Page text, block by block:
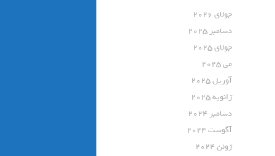
جولای 2026
دسامبر 2025
جولای 2025
می 2025
آوریل 2025
ژانویه 2025
دسامبر 2024
آگوست 2024
ژوئن 2024